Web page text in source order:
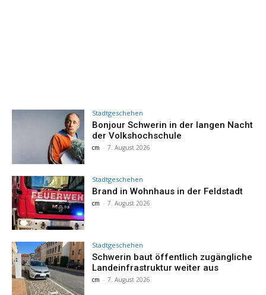
Stadtgeschehen
Bonjour Schwerin in der langen Nacht
der Volkshochschule
cm - 7. August 2026
Stadtgeschehen
Brand in Wohnhaus in der Feldstadt
cm - 7. August 2026
Stadtgeschehen
Schwerin baut öffentlich zugängliche
Landeinfrastruktur weiter aus
cm - 7. August 2026